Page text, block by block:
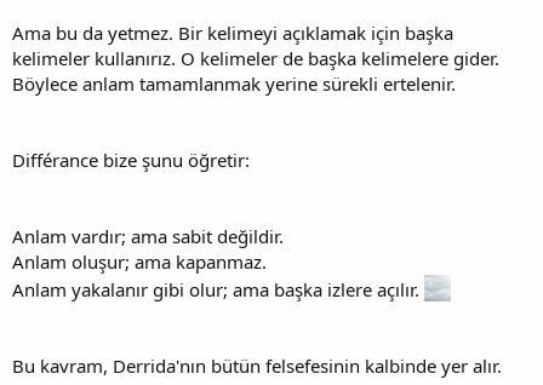
Ama bu da yetmez. Bir kelimeyi açıklamak için başka
kelimeler kullanırız. O kelimeler de başka kelimelere gider.
Böylece anlam tamamlanmak yerine sürekli ertelenir.
Différance bize şunu öğretir:
Anlam vardır; ama sabit değildir.
Anlam oluşur; ama kapanmaz.
Anlam yakalanır gibi olur; ama başka izlere açılır.
Bu kavram, Derrida'nın bütün felsefesinin kalbinde yer alır.